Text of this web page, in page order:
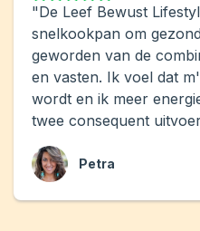
"De Leef Bewust
snelkookpan om
geworden van de
en vasten. Ik voel dat
wordt en ik meer
twee consequent
Petra